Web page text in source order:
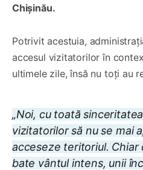
Chișinău.
Potrivit acestuia,
accesul vizitatorilor în
ultimele zile, însă nu toți au
„Noi, cu toată
vizitatorilor să nu se mai
acceseze teritoriul. Chiar
bate vântul intens, unii